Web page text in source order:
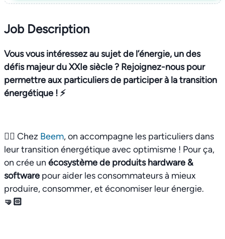
Job Description
Vous vous intéressez au sujet de l’énergie, un des
défis majeur du XXIe siècle ? Rejoignez-nous pour
permettre aux particuliers de participer à la transition
énergétique ! ⚡️
👉🏻 Chez Beem, on accompagne les particuliers dans
leur transition énergétique avec optimisme ! Pour ça,
on crée un écosystème de produits hardware &
software pour aider les consommateurs à mieux
produire, consommer, et économiser leur énergie.
🤜🏻